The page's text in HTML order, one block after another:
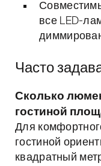
все LED-
Часто
Сколько
гостиной
Для
гостиной
квадратный